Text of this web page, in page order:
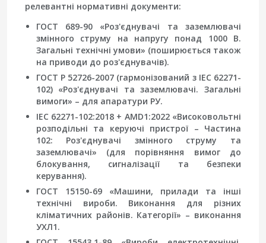
релевантні нормативні документи:
ГОСТ 689-90 «Роз'єднувачі та заземлювачі
змінного струму на напругу понад 1000 В.
Загальні технічні умови» (поширюється також
на приводи до роз'єднувачів).
ГОСТ Р 52726-2007 (гармонізований з IEC 62271-
102) «Роз'єднувачі та заземлювачі. Загальні
вимоги» – для апаратури РУ.
IEC 62271-102:2018 + AMD1:2022 «Високовольтні
розподільні та керуючі пристрої – Частина
102: Роз'єднувачі змінного струму та
заземлювачі» (для порівняння вимог до
блокування, сигналізації та безпеки
керування).
ГОСТ 15150-69 «Машини, прилади та інші
технічні вироби. Виконання для різних
кліматичних районів. Категорії» – виконання
УХЛ1.